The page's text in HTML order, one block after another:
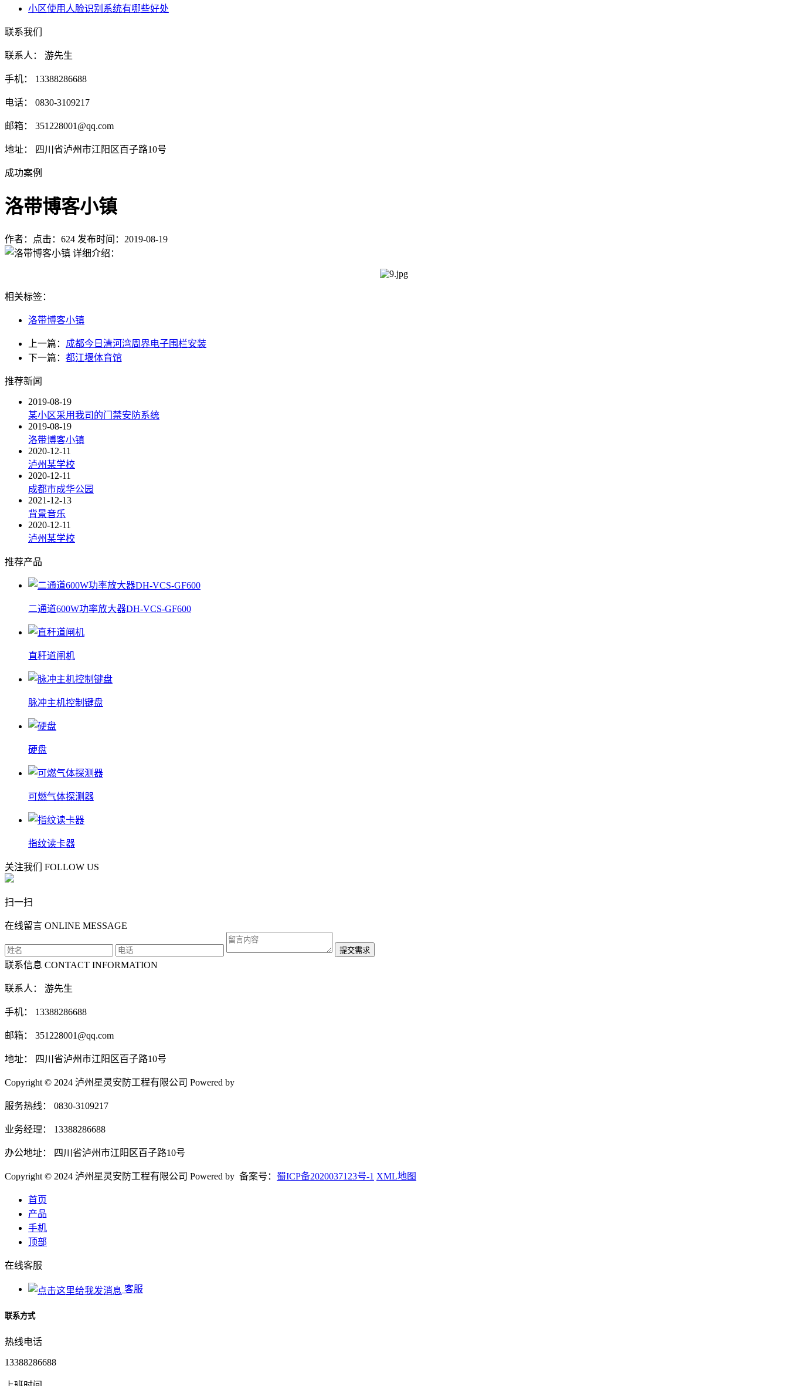
小区使用人脸识别系统有哪些好处
联系我们
联系人： 游先生
手机： 13388286688
电话： 0830-3109217
邮箱： 351228001@qq.com
地址： 四川省泸州市江阳区百子路10号
成功案例
洛带博客小镇
作者： 点击：624 发布时间：2019-08-19
详细介绍：
相关标签：
洛带博客小镇
上一篇： 成都今日清河湾周界电子围栏安装
下一篇： 都江堰体育馆
推荐新闻
2019-08-19
某小区采用我司的门禁安防系统
2019-08-19
洛带博客小镇
2020-12-11
泸州某学校
2020-12-11
成都市成华公园
2021-12-13
背景音乐
2020-12-11
泸州某学校
推荐产品
二通道600W功率放大器DH-VCS-GF600
直秆道闸机
脉冲主机控制键盘
硬盘
可燃气体探测器
指纹读卡器
关注我们 FOLLOW US
扫一扫
在线留言 ONLINE MESSAGE
联系信息 CONTACT INFORMATION
联系人： 游先生
手机： 13388286688
邮箱： 351228001@qq.com
地址： 四川省泸州市江阳区百子路10号
Copyright © 2024 泸州星灵安防工程有限公司 Powered by
服务热线： 0830-3109217
业务经理： 13388286688
办公地址： 四川省泸州市江阳区百子路10号
Copyright © 2024 泸州星灵安防工程有限公司 Powered by 备案号： 蜀ICP备2020037123号-1 XML地图
首页
产品
手机
顶部
在线客服
客服
联系方式
热线电话
13388286688